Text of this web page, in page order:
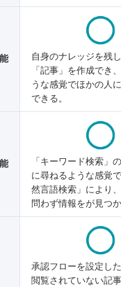
自身のナレッジを残
「記事」を作成でき
うな感覚でほかの人
できる。
「キーワード検索」
に尋ねるような感覚
然言語検索」により
問わず情報をが見つか
承認フローを設定し
閲覧されていない記